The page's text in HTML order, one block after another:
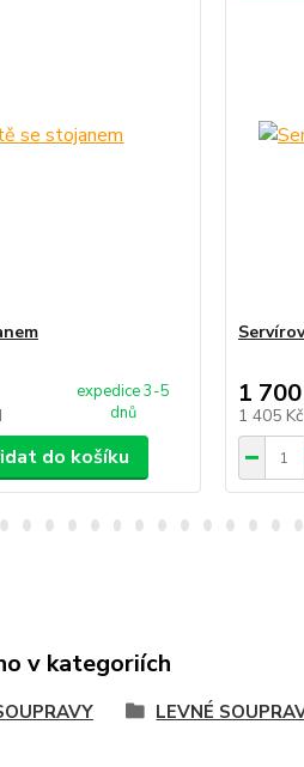
expedice 3-5
dnů
do košíku
1
1 405 Kč
v kategoriích
LEVNÉ